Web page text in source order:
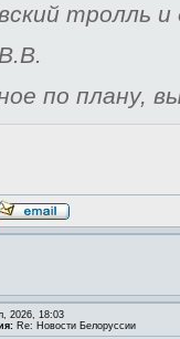
тролль
по плану,
2026, 18:03
Re: Новости Белоруссии